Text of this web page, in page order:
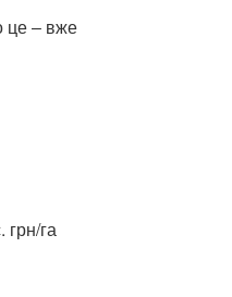
це ‒ вже
грн/га